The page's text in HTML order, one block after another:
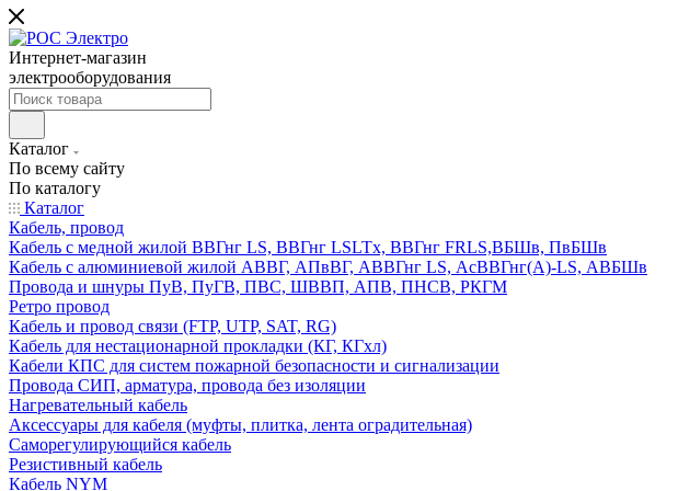
Интернет-магазин
электрооборудования
Каталог
По всему сайту
По каталогу
Каталог
Кабель, провод
Кабель с медной жилой ВВГнг LS, ВВГнг LSLTx, ВВГнг FRLS,ВБШв, ПвБШв
Кабель с алюминиевой жилой АВВГ, АПвВГ, АВВГнг LS, АсВВГнг(А)-LS, АВБШв
Провода и шнуры ПуВ, ПуГВ, ПВС, ШВВП, АПВ, ПНСВ, РКГМ
Ретро провод
Кабель и провод связи (FTP, UTP, SAT, RG)
Кабель для нестационарной прокладки (КГ, КГхл)
Кабели КПС для систем пожарной безопасности и сигнализации
Провода СИП, арматура, провода без изоляции
Нагревательный кабель
Аксессуары для кабеля (муфты, плитка, лента оградительная)
Саморегулирующийся кабель
Резистивный кабель
Кабель NYM